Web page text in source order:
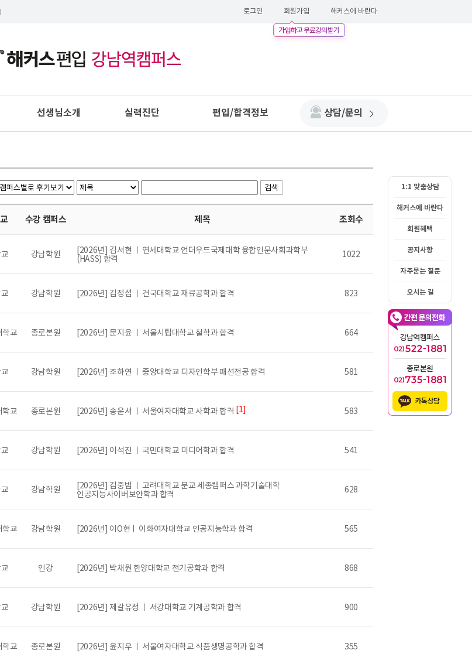
로그인 회원가입 해커스에 바란다
선생님소개 실력진단 편입/합격정보 상담/문의
1:1 맞춤상담
해커스에 바란다
회원혜택
공지사항
자주묻는 질문
오시는 길